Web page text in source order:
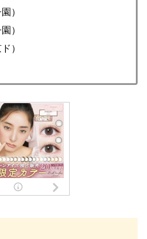
）
）
）